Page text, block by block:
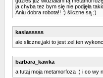
ja chyba tez bym się nie podjęła
Aniu dobra robota!! :) śliczne są ;)
kasiasssss
ale sliczne,jaki to jest zel,ten
barbara_kawka
a tutaj moja metamorfoza ;) i co wy